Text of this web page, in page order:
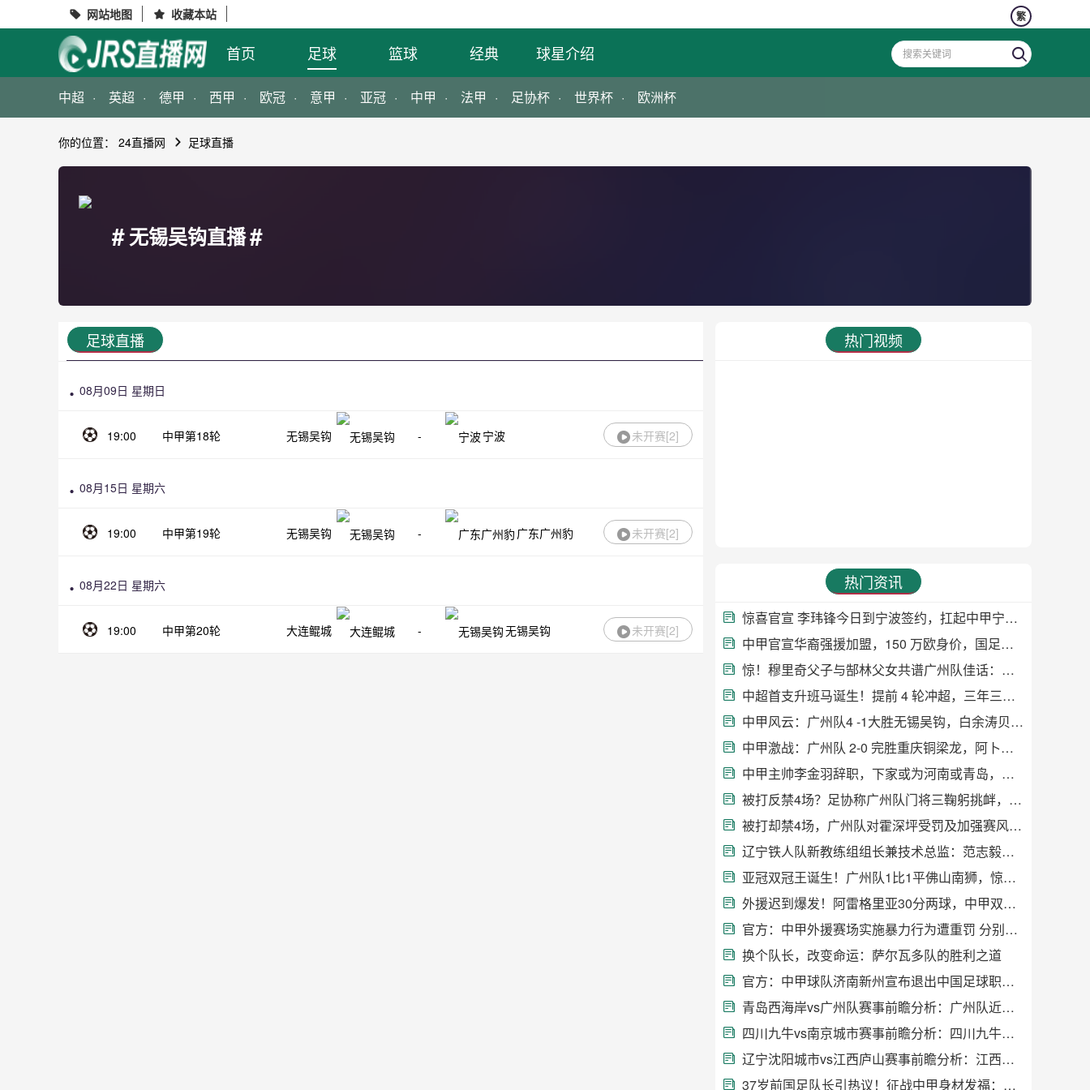
 网站地图  收藏本站 繁
首页 足球 篮球 经典 球星介绍
中超 英超 德甲 西甲 欧冠 意甲 亚冠 中甲 法甲 足协杯 世界杯 欧洲杯
你的位置： 24直播网 足球直播
#无锡吴钩直播#
足球直播
08月09日 星期日
19:00 中甲第18轮 无锡吴钩 - 宁波 未开赛[2]
08月15日 星期六
19:00 中甲第19轮 无锡吴钩 - 广东广州豹 未开赛[2]
08月22日 星期六
19:00 中甲第20轮 大连鲲城 - 无锡吴钩 未开赛[2]
热门视频
热门资讯
惊喜官宣 李玮锋今日到宁波签约，扛起中甲宁波队主教练大旗
中甲官宣华裔强援加盟，150 万欧身价，国足归化有望添助力
惊！穆里奇父子与郜林父女共谱广州队佳话：传承与热爱
中超首支升班马诞生！提前 4 轮冲超，三年三级跳终结云南21年等待
中甲风云：广州队4 -1大胜无锡吴钩，白余涛贝尼亚罗萨双星闪耀
中甲激战：广州队 2-0 完胜重庆铜梁龙，阿卜杜瓦哈普传射建功助球队升至第三
中甲主帅李金羽辞职，下家或为河南或青岛，妻子回应引关注
被打反禁4场？足协称广州队门将三鞠躬挑衅，罚款4万
被打却禁4场，广州队对霍深坪受罚及加强赛风教育的回应
辽宁铁人队新教练组组长兼技术总监：范志毅！足球盛宴即将开启
亚冠双冠王诞生！广州队1比1平佛山南狮，惊心动魄
外援迟到爆发！阿雷格里亚30分两球，中甲双雄争霸
官方：中甲外援赛场实施暴力行为遭重罚 分别停赛5场、4场
换个队长，改变命运：萨尔瓦多队的胜利之道
官方：中甲球队济南新州宣布退出中国足球职业联赛
青岛西海岸vs广州队赛事前瞻分析：广州队近期状态火热
四川九牛vs南京城市赛事前瞻分析：四川九牛已取得联赛3连胜
辽宁沈阳城市vs江西庐山赛事前瞻分析：江西庐山近期战绩有所回暖
37岁前国足队长引热议！征战中甲身材发福：肚腩藏不住，发际线上移